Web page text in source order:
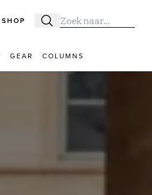
SHOP Zoeken
Zoek naar:
GEAR COLUMNS